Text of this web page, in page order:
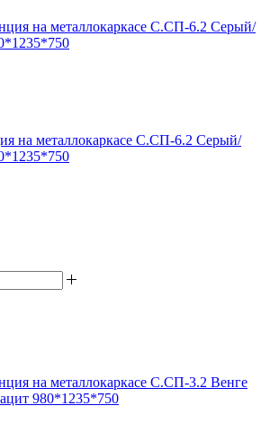
на металлокаркасе С.СП-6.2 Серый/